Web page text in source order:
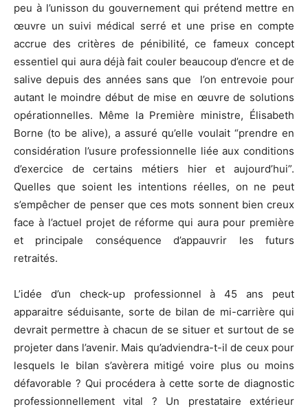
peu à l’unisson du gouvernement qui prétend mettre en
œuvre un suivi médical serré et une prise en compte
accrue des critères de pénibilité, ce fameux concept
essentiel qui aura déjà fait couler beaucoup d’encre et de
salive depuis des années sans que l’on entrevoie pour
autant le moindre début de mise en œuvre de solutions
opérationnelles. Même la Première ministre, Élisabeth
Borne (to be alive), a assuré qu’elle voulait “prendre en
considération l’usure professionnelle liée aux conditions
d’exercice de certains métiers hier et aujourd’hui”.
Quelles que soient les intentions réelles, on ne peut
s’empêcher de penser que ces mots sonnent bien creux
face à l’actuel projet de réforme qui aura pour première
et principale conséquence d’appauvrir les futurs
retraités.
L’idée d’un check-up professionnel à 45 ans peut
apparaitre séduisante, sorte de bilan de mi-carrière qui
devrait permettre à chacun de se situer et surtout de se
projeter dans l’avenir. Mais qu’adviendra-t-il de ceux pour
lesquels le bilan s’avèrera mitigé voire plus ou moins
défavorable ? Qui procédera à cette sorte de diagnostic
professionnellement vital ? Un prestataire extérieur